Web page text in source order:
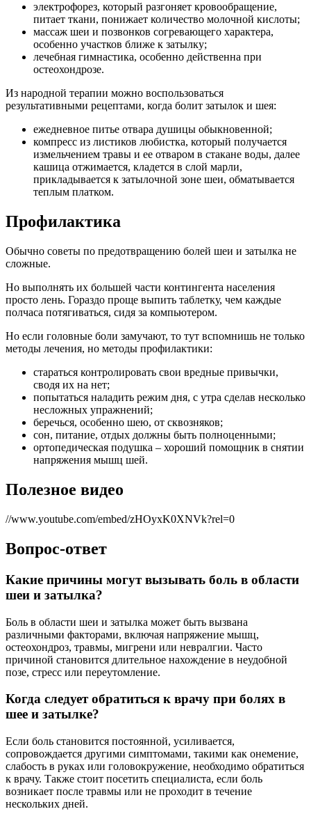
электрофорез, который разгоняет кровообращение,
питает ткани, понижает количество молочной кислоты;
массаж шеи и позвонков согревающего характера,
особенно участков ближе к затылку;
лечебная гимнастика, особенно действенна при
остеохондрозе.
Из народной терапии можно воспользоваться
результативными рецептами, когда болит затылок и шея:
ежедневное питье отвара душицы обыкновенной;
компресс из листиков любистка, который получается
измельчением травы и ее отваром в стакане воды, далее
кашица отжимается, кладется в слой марли,
прикладывается к затылочной зоне шеи, обматывается
теплым платком.
Профилактика
Обычно советы по предотвращению болей шеи и затылка не
сложные.
Но выполнять их большей части контингента населения
просто лень. Гораздо проще выпить таблетку, чем каждые
полчаса потягиваться, сидя за компьютером.
Но если головные боли замучают, то тут вспомнишь не только
методы лечения, но методы профилактики:
стараться контролировать свои вредные привычки,
сводя их на нет;
попытаться наладить режим дня, с утра сделав несколько
несложных упражнений;
беречься, особенно шею, от сквозняков;
сон, питание, отдых должны быть полноценными;
ортопедическая подушка – хороший помощник в снятии
напряжения мышц шей.
Полезное видео
//www.youtube.com/embed/zHOyxK0XNVk?rel=0
Вопрос-ответ
Какие причины могут вызывать боль в области
шеи и затылка?
Боль в области шеи и затылка может быть вызвана
различными факторами, включая напряжение мышц,
остеохондроз, травмы, мигрени или невралгии. Часто
причиной становится длительное нахождение в неудобной
позе, стресс или переутомление.
Когда следует обратиться к врачу при болях в
шее и затылке?
Если боль становится постоянной, усиливается,
сопровождается другими симптомами, такими как онемение,
слабость в руках или головокружение, необходимо обратиться
к врачу. Также стоит посетить специалиста, если боль
возникает после травмы или не проходит в течение
нескольких дней.